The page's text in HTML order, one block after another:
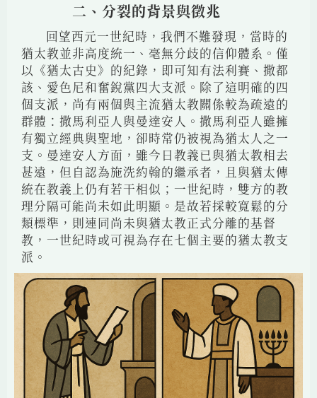
二、分裂的背景與徵兆
回望西元一世紀時，我們不難發現，當時的
猶太教並非高度統一、毫無分歧的信仰體系。僅
以《猶太古史》的紀錄，即可知有法利賽、撒都
該、愛色尼和奮銳黨四大支派。除了這明確的四
個支派，尚有兩個與主流猶太教關係較為疏遠的
群體：撒馬利亞人與曼達安人。撒馬利亞人雖擁
有獨立經典與聖地，卻時常仍被視為猶太人之一
支。曼達安人方面，雖今日教義已與猶太教相去
甚遠，但自認為施洗約翰的繼承者，且與猶太傳
統在教義上仍有若干相似；一世紀時，雙方的教
理分隔可能尚未如此明顯。是故若採較寬鬆的分
類標準，則連同尚未與猶太教正式分離的基督
教，一世紀時或可視為存在七個主要的猶太教支
派。